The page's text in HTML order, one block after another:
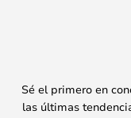
Sé el primero en
las últimas